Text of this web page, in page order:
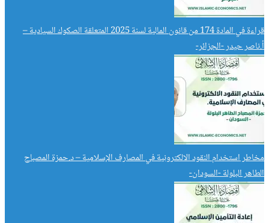
قراءة في المادة 174 من قانون المالية لسنة 2025 المتعلقة الصكوك السيادية –
أ.ناصر حيدر -الجزائر-
مخاطر استخدام النقود الالكترونية في المصارف الإسلامية – د.حمزة المصباح
الطاهر البلولة -السودان-